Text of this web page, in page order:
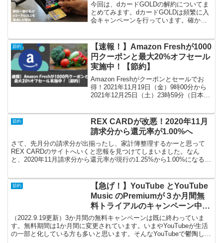
今回は、dカードGOLDの解約についてま
とめてみます。dカードGOLDは頻繁に入
会キャンペーンを行っています。確か
バックが発生するのでお得感はありま
す。キャンペーン...
節約
【速報！】Amazon Freshが1000
円クーポンと最大20%オフセール
実施中！【節約】
Amazon Freshがクーポンとセールでお
得！2021年11月19日（金）9時00分から
2021年12月25日（土）23時59分（日本時
す。Ama...
節約
REX CARDが改悪！2020年11月
請求分から還元率が1.00%へ
さて、先月分の請求分が出揃ったし、家計簿整理するかーと思って
REX CARDのサイトへいくと悲報を見つけてしまいました。なん
と、2020年11月請求分から還元率が現行の1.25%から1.00%になると
節約
【急げ！】YouTube とYouTube
Music のPremiumが３か月間無
料トライアルのキャンペーン中！
【節約】
（2022.9.19更新）3か月間の無料キャンペーンは既に終わっていま
す。無料期間は1か月間に変更されています。いまやYouTubeが生活
の一部と化している方も多いと思います。そんなYouTubeで鬱陶しい